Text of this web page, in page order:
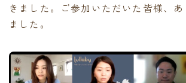
きました。ご参加いただいた皆様、
ました。